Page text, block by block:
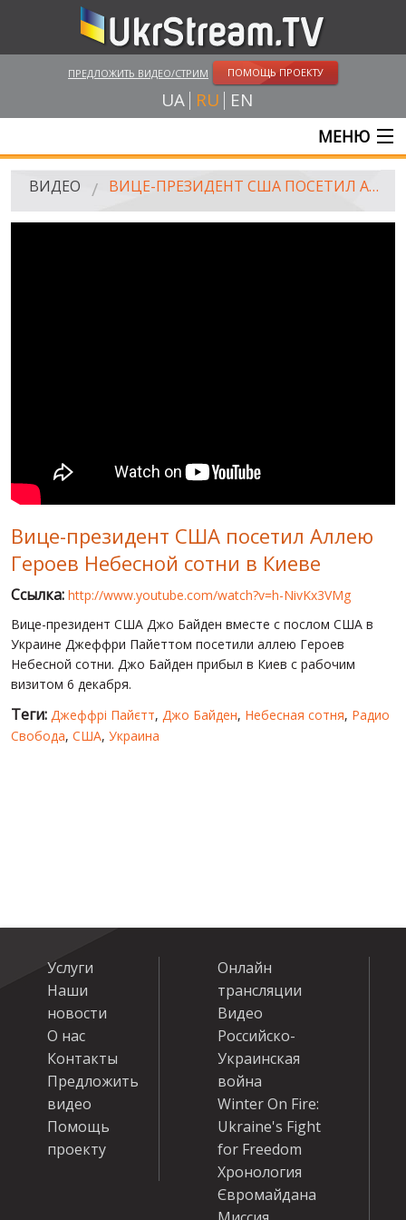
ПРЕДЛОЖИТЬ ВИДЕО/СТРИМ ПОМОЩЬ ПРОЕКТУ
UA RU EN
МЕНЮ
ГЛАВНАЯ
ПУБЛИЧНЫЕ ЛЮДИ
РОССИЙСКО-УКРАИНСКАЯ ВОЙНА
WINTER ON FIRE: UKRAINE'S FIGHT FOR FREEDOM
ХРОНОЛОГИЯ ЄВРОМАЙДАНА
ВИДЕО ВИЦЕ-ПРЕЗИДЕНТ США ПОСЕТИЛ АЛЛЕЮ ГЕРОЕВ НЕБЕСНОЙ СОТНИ В КИЕВЕ
Вице-президент США посетил Аллею
Героев Небесной сотни в Киеве
Ссылка: http://www.youtube.com/watch?v=h-NivKx3VMg
Вице-президент США Джо Байден вместе с послом США в
Украине Джеффри Пайеттом посетили аллею Героев
Небесной сотни. Джо Байден прибыл в Киев с рабочим
визитом 6 декабря.
Теги: Джеффрі Пайєтт, Джо Байден, Небесная сотня, Радио
Свобода, США, Украина
Услуги
Наши
новости
О нас
Контакты
Предложить
видео
Помощь
проекту
Онлайн
трансляции
Видео
Российско-
Украинская
война
Winter On Fire:
Ukraine's Fight
for Freedom
Хронология
Євромайдана